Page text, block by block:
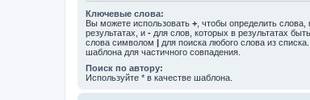
Ключевые слова:
Вы можете использовать + , чтобы определить
результатах, и - для слов, которых в результатах
слова символом | для поиска любого слова из
шаблона для частичного совпадения.
Поиск по автору:
Используйте * в качестве шаблона.